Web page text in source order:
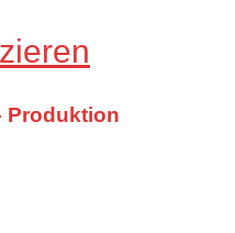
Produktion